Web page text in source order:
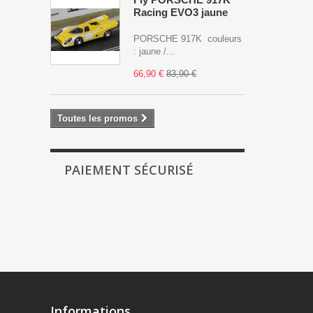
Racing EVO3 jaune
PORSCHE 917K couleurs
: jaune /...
66,90 € 83,90 €
Toutes les promos
PAIEMENT SÉCURISÉ